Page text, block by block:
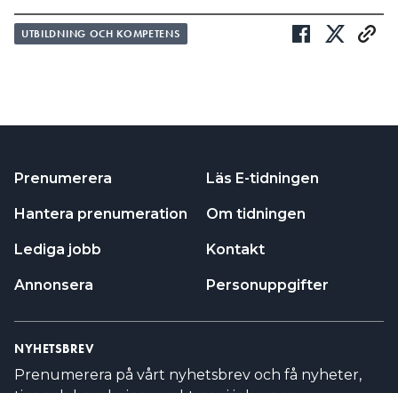
UTBILDNING OCH KOMPETENS
Prenumerera
Hantera prenumeration
Lediga jobb
Annonsera
Läs E-tidningen
Om tidningen
Kontakt
Personuppgifter
NYHETSBREV
Prenumerera på vårt nyhetsbrev och få nyheter,